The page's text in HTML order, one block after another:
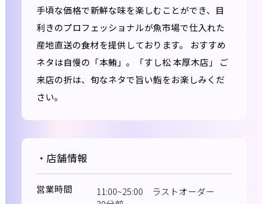
手頃な価格で新鮮な味を楽しむことができ、目
利きのプロフェッショナルが魚市場で仕入れた
産地直送の食材を提供しております。 おすすめ
ネタは自慢の「本鮪」。「すし松 本厚木店」 ご
来店の折は、旬なネタで旨い鮨をお楽しみくだ
さい。
・店舗情報
営業時間
11:00~25:00 ラストオーダー